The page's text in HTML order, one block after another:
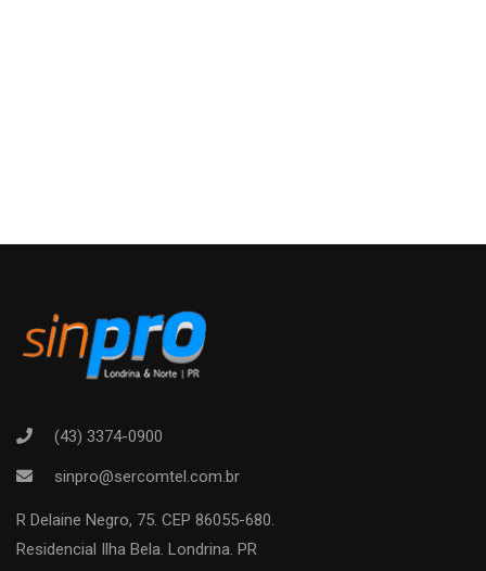
(43) 3374-0900
sinpro@sercomtel.com.br
R Delaine Negro, 75. CEP 86055-680.
Residencial Ilha Bela. Londrina. PR